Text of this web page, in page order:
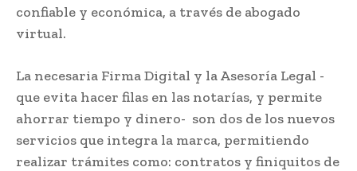
confiable y económica, a través de abogado
virtual.
La necesaria Firma Digital y la Asesoría Legal -
que evita hacer filas en las notarías, y permite
ahorrar tiempo y dinero- son dos de los nuevos
servicios que integra la marca, permitiendo
realizar trámites como: contratos y finiquitos de